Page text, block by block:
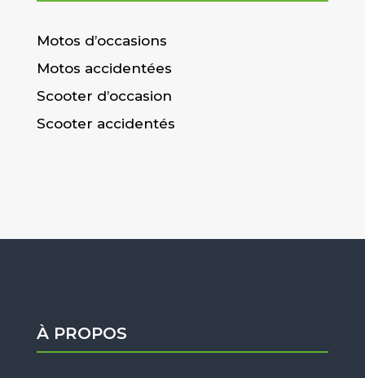
Motos d’occasions
Motos accidentées
Scooter d’occasion
Scooter accidentés
À PROPOS